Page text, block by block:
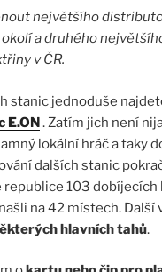
největšího
a druhého
v ČR.
stanic jednoduše
E.ON. Zatím jich není
lokální hráč a taky
dalších stanic
republice 103 dobíjecích
na 42 místech. Další
hlavních tahů.